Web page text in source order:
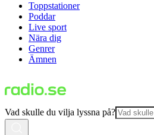
Toppstationer
Poddar
Live sport
Nära dig
Genrer
Ämnen
Vad skulle du vilja lyssna på?